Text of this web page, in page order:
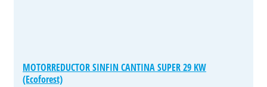
MOTORREDUCTOR SINFIN CANTINA SUPER 29 KW
(Ecoforest)